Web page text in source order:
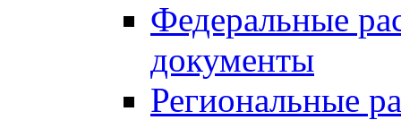
Федеральные
документы
Региональные